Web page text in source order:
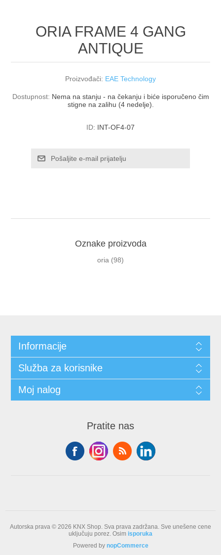
ORIA FRAME 4 GANG
ANTIQUE
Proizvođači: EAE Technology
Dostupnost: Nema na stanju - na čekanju i biće isporučeno čim
stigne na zalihu (4 nedelje).
ID: INT-OF4-07
Oznake proizvoda
oria (98)
Informacije
Služba za korisnike
Moj nalog
Pratite nas
Autorska prava © 2026 KNX Shop. Sva prava zadržana. Sve unešene cene
uključuju porez. Osim isporuka
Powered by nopCommerce